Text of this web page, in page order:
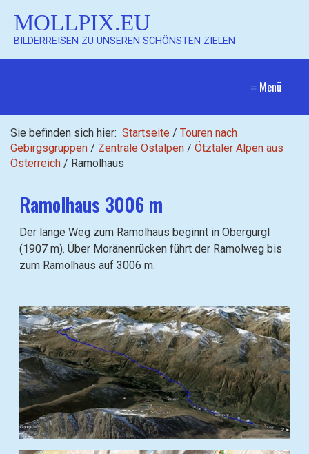
MOLLPIX.EU
BILDERREISEN ZU UNSEREN SCHÖNSTEN ZIELEN
≡ Menü
Sie befinden sich hier: Startseite / Touren nach
Gebirgsgruppen / Zentrale Ostalpen / Ötztaler Alpen aus
Österreich / Ramolhaus
Ramolhaus 3006 m
Der lange Weg zum Ramolhaus beginnt in Obergurgl
(1907 m). Über Moränenrücken führt der Ramolweg bis
zum Ramolhaus auf 3006 m.